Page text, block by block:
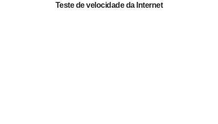
Teste de velocidade da Internet